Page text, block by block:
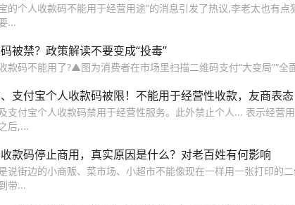
的个人收款码不能用于经营用途”的消息引发了热议,李老太也有点
...
被禁？政策解读不要变成“投毒”
款码不能用了?▲图为消费者在市场里扫描二维码支付“大变局”“全
支付宝个人收款码被限！不能用于经营性收款，友商表
支付宝个人收款码禁用于经营性服务。此外禁止个人... 表示经营
后,...
款码停止商用，真实原因是什么？对老百姓有何影响
说街边的小商贩、菜市场、小超市不能像现在一样用一张打印的
带...